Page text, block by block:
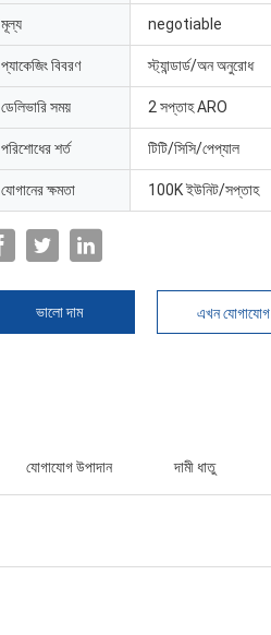
মূল্য negotiable
প্যাকেজিং বিবরণ স্ট্যান্ডার্ড/অন অনুরোধ
ডেলিভারি সময় 2 সপ্তাহ ARO
পরিশোধের শর্ত টিটি/সিসি/পেপ্যাল
যোগানের ক্ষমতা 100K ইউনিট/সপ্তাহ
ভালো দাম এখন যোগাযোগ
যোগাযোগ উপাদান দামী ধাতু